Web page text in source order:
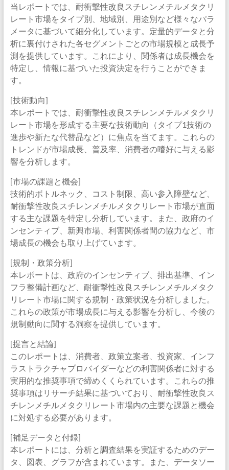
当レポートでは、耐衝撃性改良スチレンメチルメタクリ
レート市場をタイプ別、地域別、用途別など様々なパラ
メータに基づいて細分化しています。定量的データと分
析に裏付けされた各セグメントごとの市場規模と成長予
測を提供しています。これにより、関係者は成長機会を
特定し、情報に基づいた投資決定を行うことができま
す。
[技術動向]
本レポートでは、耐衝撃性改良スチレンメチルメタクリ
レート市場を形成する主要な技術動向（タイプ1技術の
進歩や新たな代替品など）に焦点を当てます。これらの
トレンドが市場成長、普及率、消費者の嗜好に与える影
響を分析します。
[市場の課題と機会]
技術的ボトルネック、コスト制限、高い参入障壁など、
耐衝撃性改良スチレンメチルメタクリレート市場が直面
する主な課題を特定し分析しています。また、政府のイ
ンセンティブ、新興市場、利害関係者間の協力など、市
場成長の機会も取り上げています。
[規制・政策分析]
本レポートは、政府のインセンティブ、排出基準、イン
フラ整備計画など、耐衝撃性改良スチレンメチルメタク
リレート市場に関する規制・政策状況を分析しました。
これらの政策が市場成長に与える影響を分析し、今後の
規制動向に関する洞察を提供しています。
[提言と結論]
このレポートは、消費者、政策立案者、投資家、インフ
ラストラクチャプロバイダーなどの利害関係者に対する
実用的な推奨事項で締めくくられています。これらの推
奨事項はリサーチ結果に基づいており、耐衝撃性改良ス
チレンメチルメタクリレート市場内の主要な課題と機会
に対処する必要があります。
[補足データと付録]
本レポートには、分析と調査結果を実証するためのデー
タ、図表、グラフが含まれています。また、データソー